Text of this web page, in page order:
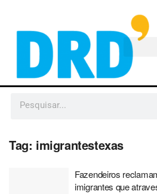
Tag: imigrantestexas
Fazendeiros
imigrantes que